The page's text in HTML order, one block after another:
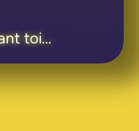
toi...